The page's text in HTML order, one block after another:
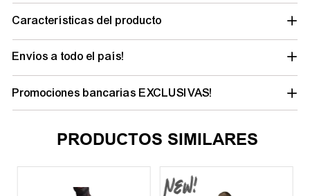
Características del producto
Envíos a todo el país!
Promociones bancarias EXCLUSIVAS!
PRODUCTOS SIMILARES